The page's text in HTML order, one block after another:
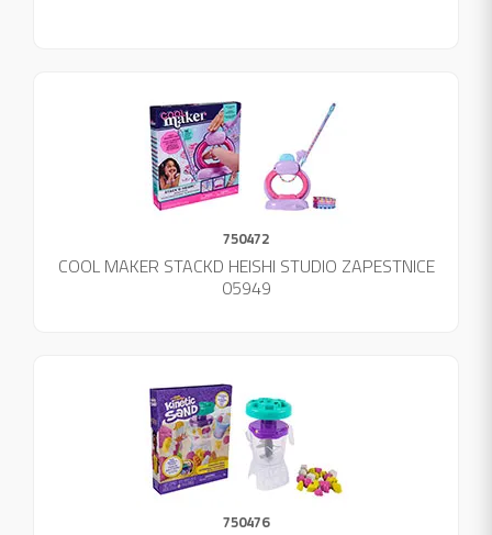
750472
COOL MAKER STACKD HEISHI STUDIO ZAPESTNICE
05949
750476